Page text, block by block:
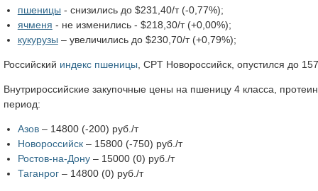
пшеницы - снизились до $231,40/т (-0,77%);
ячменя - не изменились - $218,30/т (+0,00%);
кукурузы – увеличились до $230,70/т (+0,79%);
Российский индекс пшеницы , CPT Новороссийск, опустился до
Внутрироссийские закупочные цены на пшеницу 4 класса,
период:
Азов– 14800 (-200) руб./т
Новороссийск– 15800 (-750) руб./т
Ростов-на-Дону– 15000 (0) руб./т
Таганрог– 14800 (0) руб./т